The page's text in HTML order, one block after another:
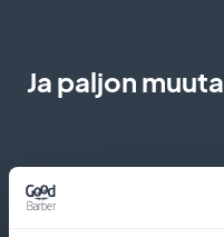
Ja paljon muuta